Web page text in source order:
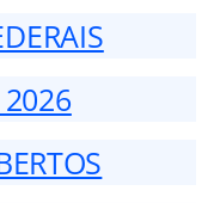
2026